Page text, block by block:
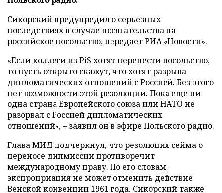
Сикорский предупредил о серьезных
последствиях в случае посягательства на
российское посольство, передаетРИА «Новости».
«Если коллеги из PiS хотят перенести посольство,
то пусть открыто скажут, что хотят разрыва
дипломатических отношений с Россией. Без этого
нет возможности этой резолюции. Пока еще ни
одна страна Европейского союза или НАТО не
разорвал с Россией дипломатических
отношений», – заявил он в эфире Польского радио.
Глава МИД подчеркнул, что резолюция сейма о
переносе дипмиссии противоречит
международному праву. По его словам,
экспроприация не может отменить действие
Венской конвенции 1961 года. Сикорский также